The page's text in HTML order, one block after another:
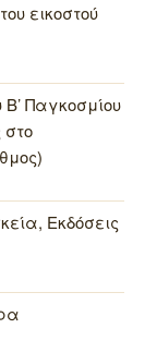
εικοστού
Παγκοσμίου
στο
Εκδόσεις